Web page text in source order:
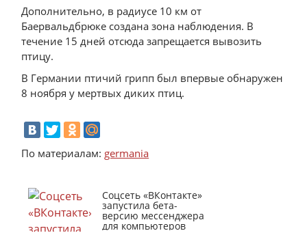
Дополнительно, в радиусе 10 км от
Баервальдбрюке создана зона наблюдения. В
течение 15 дней отсюда запрещается вывозить
птицу.
В Германии птичий грипп был впервые обнаружен
8 ноября у мертвых диких птиц.
По материалам: germania
Соцсеть «ВКонтакте»
запустила бета-
версию мессенджера
для компьютеров